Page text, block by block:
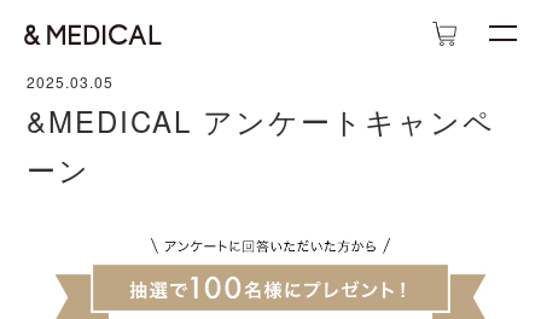
2025.03.05
&MEDICAL アンケートキャンペ
ーン